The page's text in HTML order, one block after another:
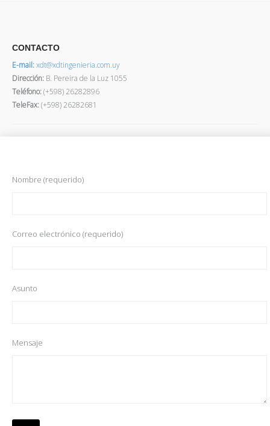
CONTACTO
E-mail:xdt@xdtingenieria.com.uy
Dirección: B. Pereira de la Luz 1055
Teléfono:(+598) 26282896
TeleFax:(+598) 26282681
Nombre (requerido)
Correo electrónico (requerido)
Asunto
Mensaje